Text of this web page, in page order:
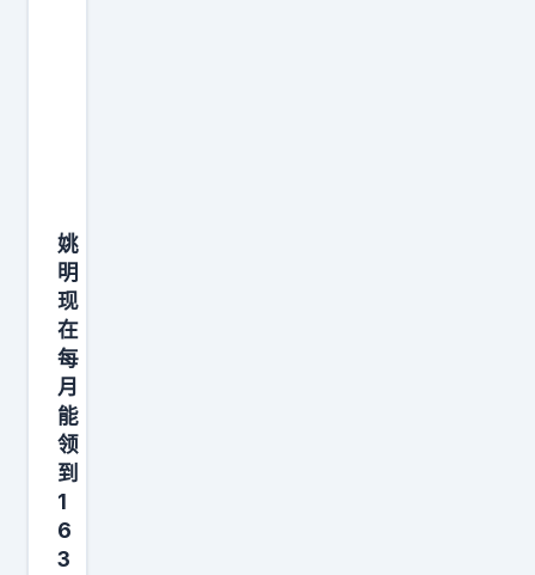
了
，
新
赛
季
有
超
级
外
援
注
册
流
程
后
山
东
男
篮
将
姚
明
现
在
每
月
能
领
到
1
6
3